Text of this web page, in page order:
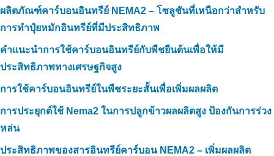
ผลิตภัณฑ์คาร์บอนอินทรีย์ NEMA2 – โซลูชันที่เหนือกว่าสำหรับ
การทำปุ๋ยหมักอินทรีย์ที่มีประสิทธิภาพ
คำแนะนำการใช้คาร์บอนอินทรีย์กับพืชยืนต้นเพื่อให้มี
ประสิทธิภาพทางเศรษฐกิจสูง
การใช้คาร์บอนอินทรีย์ในพืชระยะสั้นเพื่อเพิ่มผลผลิต
การประยุกต์ใช้ Nema2 ในการปลูกข้าวผลผลิตสูง ป้องกันการร่วง
หล่น
ประสิทธิภาพของสารอินทรีย์คาร์บอน NEMA2 – เพิ่มผลผลิต